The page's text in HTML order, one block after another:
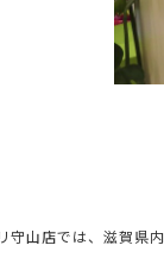
守山店では、滋賀県内